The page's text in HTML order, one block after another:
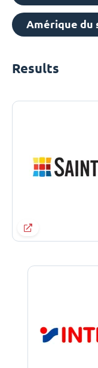
Amérique du
Results